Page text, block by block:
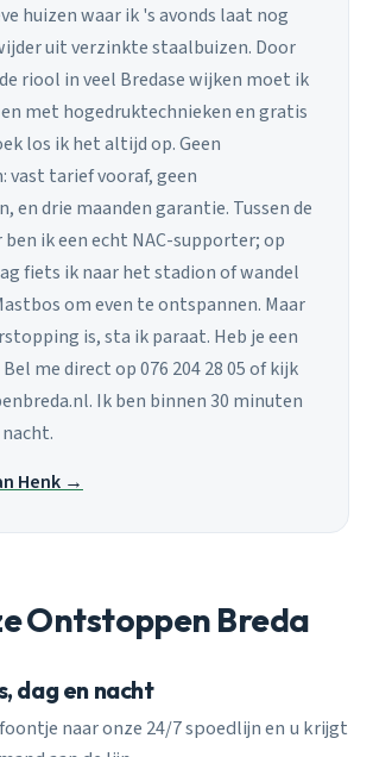
huizen waar ik 's avonds laat nog
uit verzinkte staalbuizen. Door
riool in veel Bredase wijken moet ik
met hogedruktechnieken en gratis
los ik het altijd op. Geen
vast tarief vooraf, geen
en drie maanden garantie. Tussen de
ben ik een echt NAC-supporter; op
fiets ik naar het stadion of wandel
om even te ontspannen. Maar
is, sta ik paraat. Heb je een
me direct op 076 204 28 05 of kijk
Ik ben binnen 30 minuten
Henk →
Ontstoppen Breda
dag en nacht
naar onze 24/7 spoedlijn en u krijgt